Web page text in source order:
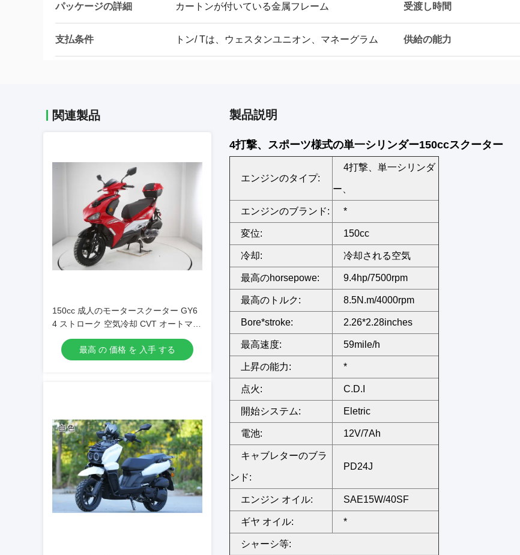
パッケージの詳細 カートンが付いている金属フレーム 受渡し時間
支払条件 トン/ Tは、ウェスタンユニオン、マネーグラム 供給の能力
関連製品
150cc 成人のモータースクーター GY6
4 ストローク 空気冷却 CVT オートマテ
ィック
最高 の 価格 を 入手 する
製品説明
4打撃、スポーツ様式の単一シリンダー150ccスクーター
エンジンのタイプ:
4打撃、単一シリンダ
ー、
エンジンのブランド: *
変位: 150cc
冷却: 冷却される空気
最高のhorsepowe: 9.4hp/7500rpm
最高のトルク: 8.5N.m/4000rpm
Bore*stroke: 2.26*2.28inches
最高速度: 59mile/h
上昇の能力: *
点火: C.D.I
開始システム: Eletric
電池: 12V/7Ah
キャブレターのブラ
ンド:
PD24J
エンジン オイル: SAE15W/40SF
ギヤ オイル: *
シャーシ等: